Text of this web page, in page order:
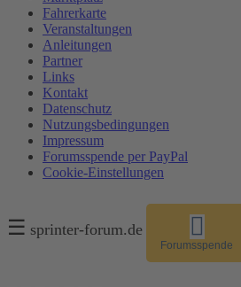
Fahrerkarte
Veranstaltungen
Anleitungen
Partner
Links
Kontakt
Datenschutz
Nutzungsbedingungen
Impressum
Forumsspende per PayPal
Cookie-Einstellungen
☰ sprinter-forum.de
Forumsspende